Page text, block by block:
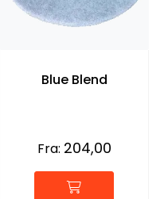
Blue Blend
Fra: 204,00